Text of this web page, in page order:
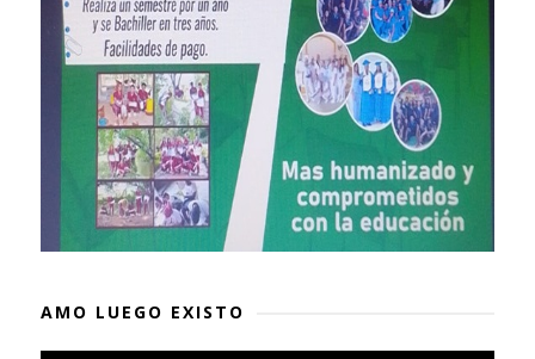
AMO LUEGO EXISTO